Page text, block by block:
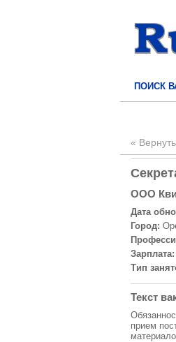
ПОИСК
«
OOO
Дата
Город:
Зарплата:
Тип
Текст
прием